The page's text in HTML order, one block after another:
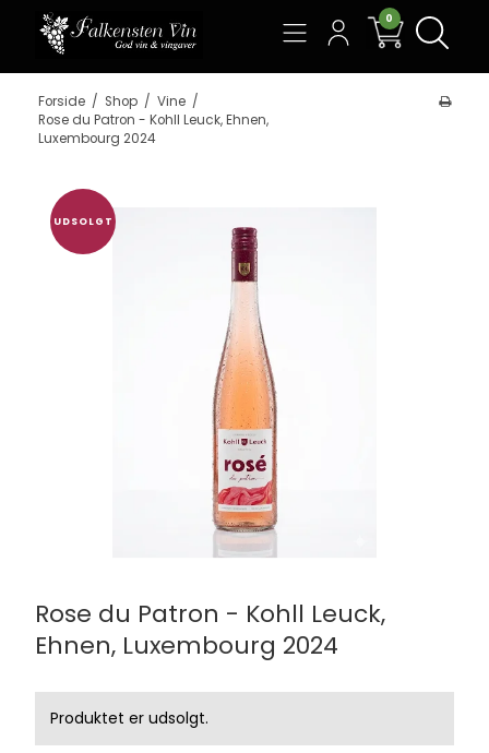
0
Forside / Shop / Vine /
Rose du Patron - Kohll Leuck, Ehnen,
Luxembourg 2024
UDSOLGT
Rose du Patron - Kohll Leuck,
Ehnen, Luxembourg 2024
Produktet er udsolgt.